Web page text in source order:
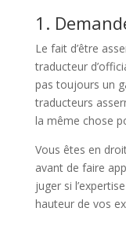
1.
Le fait d’être
traducteur
pas toujours un
traducteurs
la même chose
Vous êtes en
avant de faire
juger si
hauteur de vos